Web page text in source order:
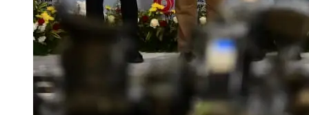
Spyware Diduga Terkait China Dilaporkan Menyebar di 13 Negara, Data
Pribadi Jadi Sasaran
ASHAD